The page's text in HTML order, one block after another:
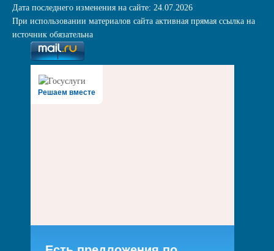
Дата последнего изменения на сайте: 24.07.2026
При использовании материалов сайта активная прямая ссылка на
источник обязательна
Решаем вместе